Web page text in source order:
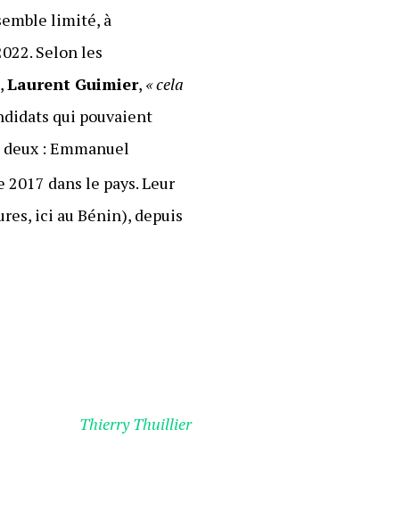
limité, à
Selon les
Laurent Guimier, « cela
qui pouvaient
: Emmanuel
dans le pays. Leur
ici au Bénin), depuis
Thierry Thuillier